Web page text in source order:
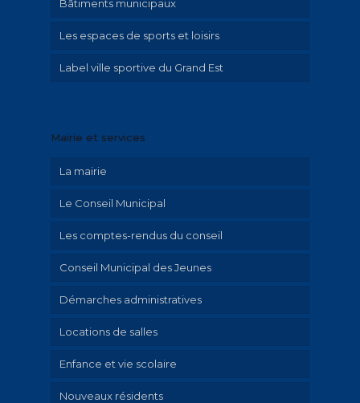
Patrimoine
Parcours historique
Illustrations Irolla
Bâtiments municipaux
Les espaces de sports et loisirs
Label ville sportive du Grand Est
Mairie et services
La mairie
Le Conseil Municipal
Les comptes-rendus du conseil
Conseil Municipal des Jeunes
Démarches administratives
Urbanisme et travaux
Mariage et PACS
Cimetière
Locations de salles
Enfance et vie scolaire
Activités périscolaires
Nouveaux résidents